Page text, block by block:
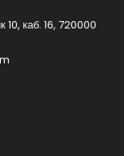
10, каб. 16, 720000